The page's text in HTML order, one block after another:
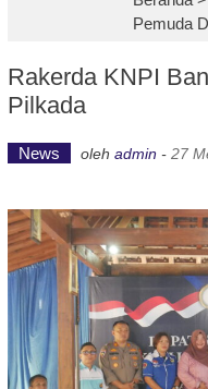
Pemuda
Rakerda KNPI
Pilkada
News oleh admin - 27